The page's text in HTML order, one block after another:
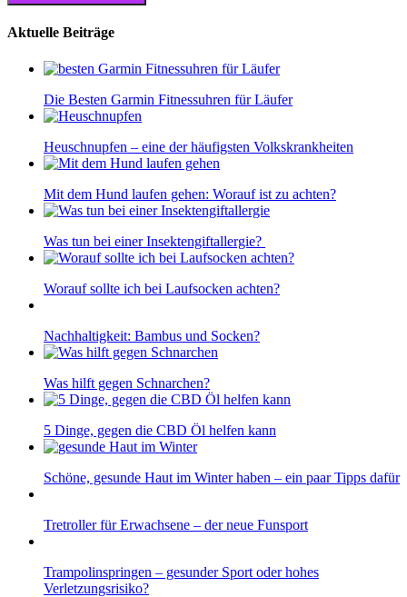
Aktuelle Beiträge
Die Besten Garmin Fitnessuhren für Läufer
Heuschnupfen – eine der häufigsten Volkskrankheiten
Mit dem Hund laufen gehen: Worauf ist zu achten?
Was tun bei einer Insektengiftallergie?
Worauf sollte ich bei Laufsocken achten?
Nachhaltigkeit: Bambus und Socken?
Was hilft gegen Schnarchen?
5 Dinge, gegen die CBD Öl helfen kann
Schöne, gesunde Haut im Winter haben – ein paar Tipps dafür
Tretroller für Erwachsene – der neue Funsport
Trampolinspringen – gesunder Sport oder hohes
Verletzungsrisiko?